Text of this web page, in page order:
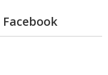
Facebook